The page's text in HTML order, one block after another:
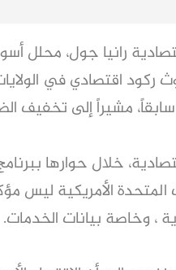
رانيا جول، محلل
خلال حوارها
المتحدة الأمريكية
، وخاصة بيانات الخدمات.